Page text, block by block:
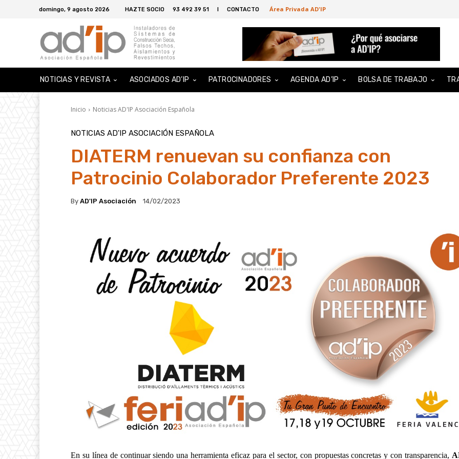
domingo, 9 agosto 2026 HAZTE SOCIO 93 492 39 51 I CONTACTO Área Privada AD'IP
NOTICIAS Y REVISTA ASOCIADOS AD’IP PATROCINADORES AGENDA AD’IP BOLSA DE TRABAJO
Inicio Noticias AD'IP Asociación Española
NOTICIAS AD'IP ASOCIACIÓN ESPAÑOLA
DIATERM renuevan su confianza con
Patrocinio Colaborador Preferente 2023
By AD'IP Asociación 14/02/2023
En su línea de continuar siendo una herramienta eficaz para el sector, con propuestas concretas y con transparencia,